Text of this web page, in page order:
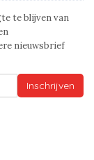
te blijven van
nieuwsbrief
Inschrijven